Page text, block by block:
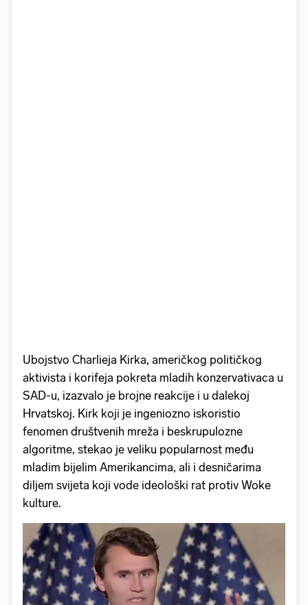
Ubojstvo Charlieja Kirka, američkog političkog
aktivista i korifeja pokreta mladih konzervativaca u
SAD-u, izazvalo je brojne reakcije i u dalekoj
Hrvatskoj. Kirk koji je ingeniozno iskoristio
fenomen društvenih mreža i beskrupulozne
algoritme, stekao je veliku popularnost među
mladim bijelim Amerikancima, ali i desničarima
diljem svijeta koji vode ideološki rat protiv Woke
kulture.